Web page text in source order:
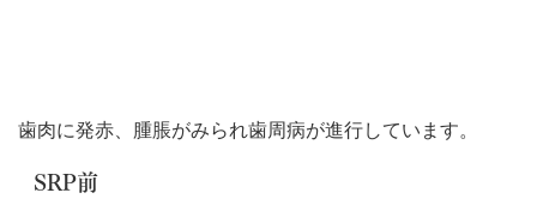
歯肉に発赤、腫脹がみられ歯周病が進行しています。
SRP前